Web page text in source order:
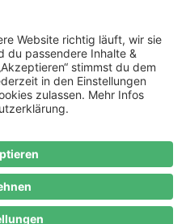
Themen
Datenschutz
Ombudsmann
Bestell-Prozess
Versandkosten